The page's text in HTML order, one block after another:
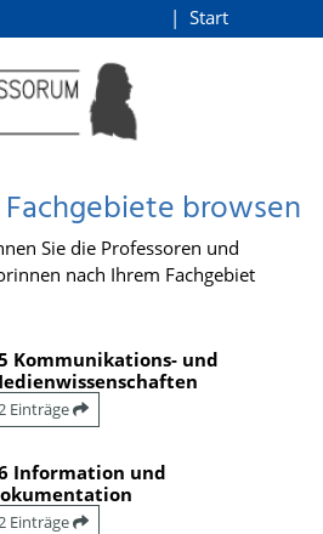
Start
browsen
Sie die Professoren und
nach Ihrem Fachgebiet
Kommunikations- und
Einträge
Information und
Einträge